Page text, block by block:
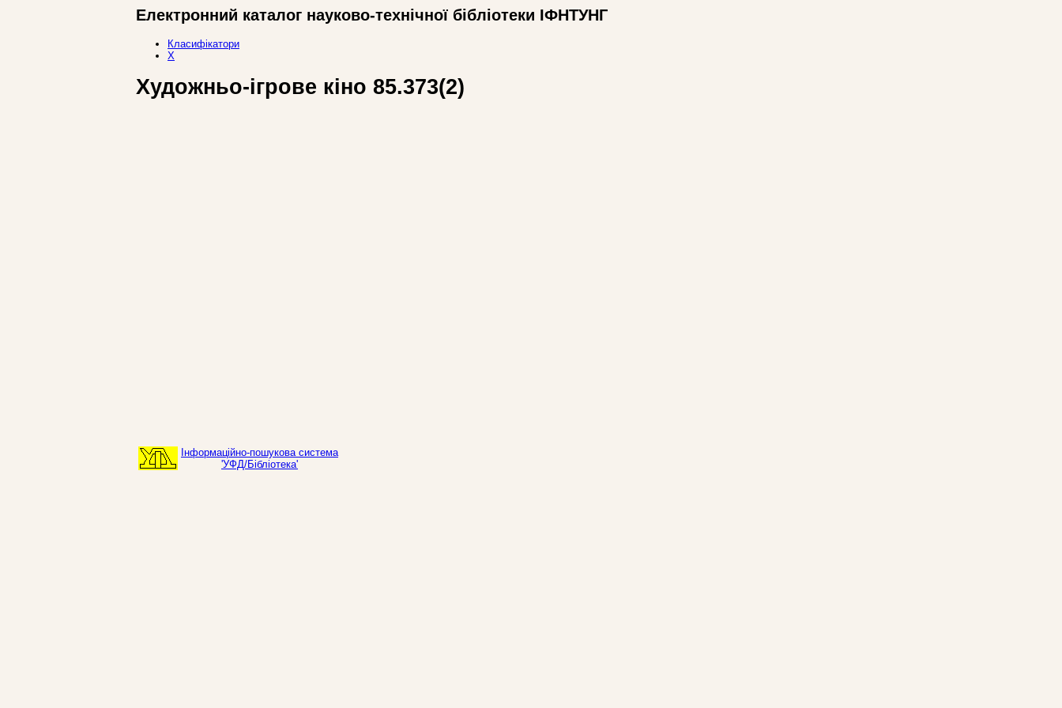
Електронний каталог науково-технічної бібліотеки ІФНТУНГ
Класифікатори
Х
Художньо-ігрове кіно 85.373(2)
Інформаційно-пошукова система
'УФД/Бібліотека'